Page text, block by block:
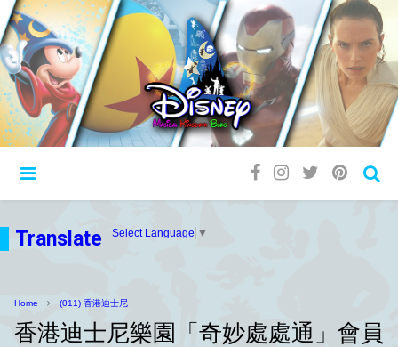
Translate Select Language ▼
Home (011) 香港迪士尼
香港迪士尼樂園「奇妙處處通」會員